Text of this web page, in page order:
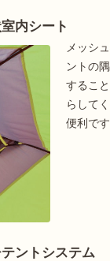
内シート
メッシ
ントの
するこ
らして
便利です
ントシステム